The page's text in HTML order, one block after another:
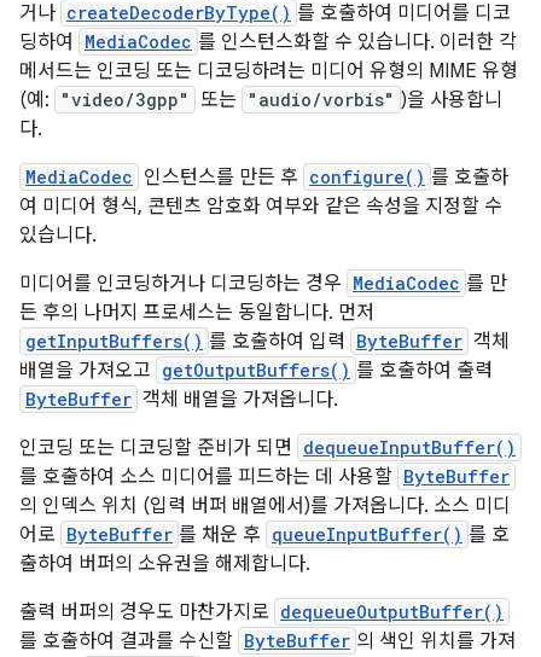
거나 createDecoderByType() 를 호출하여 미디어를 디코
딩하여
MediaCodec 를 인스턴스화할 수 있습니다. 이러한 각
메서드는 인코딩 또는 디코딩하려는 미디어 유형의 MIME 유형
(예:
"video/3gpp" 또는 "audio/vorbis" )을 사용합니
다.
MediaCodec 인스턴스를 만든 후 configure() 를 호출하
여 미디어 형식, 콘텐츠 암호화 여부와 같은 속성을 지정할 수
있습니다.
미디어를 인코딩하거나 디코딩하는 경우 MediaCodec 를 만
든 후의 나머지 프로세스는 동일합니다. 먼저
getInputBuffers() 를 호출하여 입력 ByteBuffer 객체
배열을 가져오고 getOutputBuffers() 를 호출하여 출력
ByteBuffer 객체 배열을 가져옵니다.
인코딩 또는 디코딩할 준비가 되면
dequeueInputBuffer()
를 호출하여 소스 미디어를 피드하는 데 사용할 ByteBuffer
의 인덱스 위치 (입력 버퍼 배열에서)를 가져옵니다. 소스 미디
어로 ByteBuffer 를 채운 후 queueInputBuffer() 를 호
출하여 버퍼의 소유권을 해제합니다.
출력 버퍼의 경우도 마찬가지로 dequeueOutputBuffer()
를 호출하여 결과를 수신할 ByteBuffer 의 색인 위치를 가져